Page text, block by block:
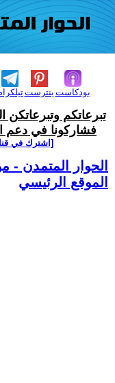
بنترست بودكاست
تبرعاتكم وتبرعاتكن
فشاركونا في دعم
[اشترك في
الحوار المتمدن -
الموقع الرئيسي